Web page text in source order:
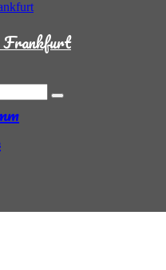
Frankfurt